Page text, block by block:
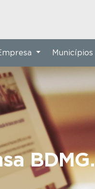
BDMG.
Municípios